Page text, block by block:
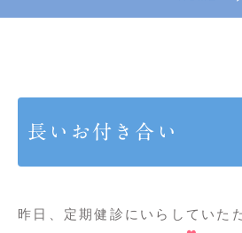
長いお付き合い
昨日、定期健診にいらしていた